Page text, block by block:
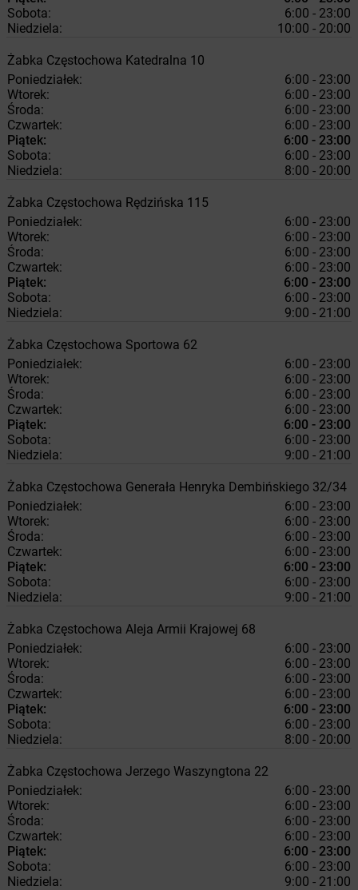
Sobota:
6:00 - 23:00
Niedziela:
10:00 - 20:00
Żabka Częstochowa Katedralna 10
Poniedziałek:
6:00 - 23:00
Wtorek:
6:00 - 23:00
Środa:
6:00 - 23:00
Czwartek:
6:00 - 23:00
Piątek:
6:00 - 23:00
Sobota:
6:00 - 23:00
Niedziela:
8:00 - 20:00
Żabka Częstochowa Rędzińska 115
Poniedziałek:
6:00 - 23:00
Wtorek:
6:00 - 23:00
Środa:
6:00 - 23:00
Czwartek:
6:00 - 23:00
Piątek:
6:00 - 23:00
Sobota:
6:00 - 23:00
Niedziela:
9:00 - 21:00
Żabka Częstochowa Sportowa 62
Poniedziałek:
6:00 - 23:00
Wtorek:
6:00 - 23:00
Środa:
6:00 - 23:00
Czwartek:
6:00 - 23:00
Piątek:
6:00 - 23:00
Sobota:
6:00 - 23:00
Niedziela:
9:00 - 21:00
Żabka Częstochowa Generała Henryka Dembińskiego 32/34
Poniedziałek:
6:00 - 23:00
Wtorek:
6:00 - 23:00
Środa:
6:00 - 23:00
Czwartek:
6:00 - 23:00
Piątek:
6:00 - 23:00
Sobota:
6:00 - 23:00
Niedziela:
9:00 - 21:00
Żabka Częstochowa Aleja Armii Krajowej 68
Poniedziałek:
6:00 - 23:00
Wtorek:
6:00 - 23:00
Środa:
6:00 - 23:00
Czwartek:
6:00 - 23:00
Piątek:
6:00 - 23:00
Sobota:
6:00 - 23:00
Niedziela:
8:00 - 20:00
Żabka Częstochowa Jerzego Waszyngtona 22
Poniedziałek:
6:00 - 23:00
Wtorek:
6:00 - 23:00
Środa:
6:00 - 23:00
Czwartek:
6:00 - 23:00
Piątek:
6:00 - 23:00
Sobota:
6:00 - 23:00
Niedziela:
9:00 - 21:00